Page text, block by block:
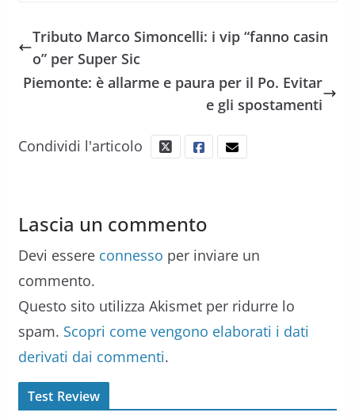
Tributo Marco Simoncelli: i vip “fanno casin
o” per Super Sic
Piemonte: è allarme e paura per il Po. Evitar
e gli spostamenti
Condividi l'articolo
Lascia un commento
Devi essere connesso per inviare un
commento.
Questo sito utilizza Akismet per ridurre lo
spam. Scopri come vengono elaborati i dati
derivati dai commenti.
Test Review